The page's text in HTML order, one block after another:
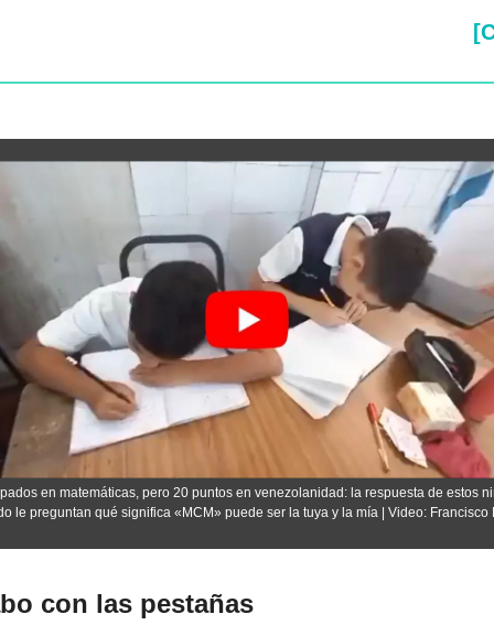
en matemáticas, pero 20 puntos en venezolanidad: la respuesta de estos
le preguntan qué significa «MCM» puede ser la tuya y la mía | Video: Francisco
con las pestañas